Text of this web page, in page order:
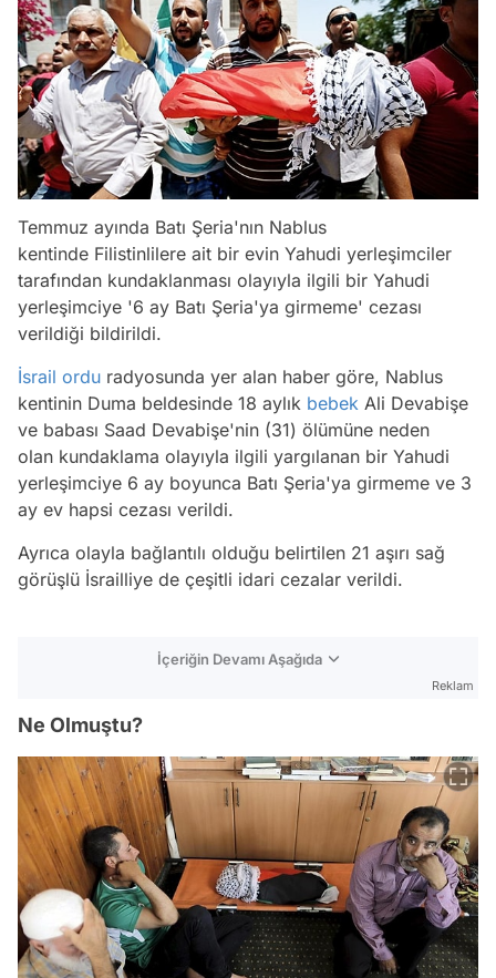
Temmuz ayında Batı Şeria'nın Nablus
kentinde Filistinlilere ait bir evin Yahudi yerleşimciler
tarafından kundaklanması olayıyla ilgili bir Yahudi
yerleşimciye '6 ay Batı Şeria'ya girmeme' cezası
verildiği bildirildi.
İsrail ordu radyosunda yer alan haber göre, Nablus
kentinin Duma beldesinde 18 aylık bebek Ali Devabişe
ve babası Saad Devabişe'nin (31) ölümüne neden
olan kundaklama olayıyla ilgili yargılanan bir Yahudi
yerleşimciye 6 ay boyunca Batı Şeria'ya girmeme ve 3
ay ev hapsi cezası verildi.
Ayrıca olayla bağlantılı olduğu belirtilen 21 aşırı sağ
görüşlü İsrailliye de çeşitli idari cezalar verildi.
İçeriğin Devamı Aşağıda
Reklam
Ne Olmuştu?